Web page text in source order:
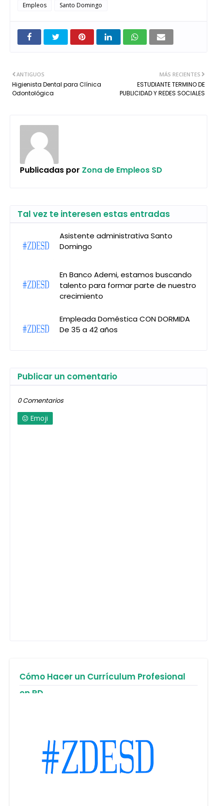
Empleos Santo Domingo
MÁS RECIENTES
ESTUDIANTE TERMINO DE
PUBLICIDAD Y REDES SOCIALES
ANTIGUOS
Higienista Dental para Clínica
Odontológica
Publicadas por Zona de Empleos SD
Tal vez te interesen estas entradas
Asistente administrativa Santo
Domingo
En Banco Ademi, estamos buscando
talento para formar parte de nuestro
crecimiento
Empleada Doméstica CON DORMIDA
De 35 a 42 años
Publicar un comentario
0 Comentarios
Emoji
Cómo Hacer un Currículum Profesional
en RD